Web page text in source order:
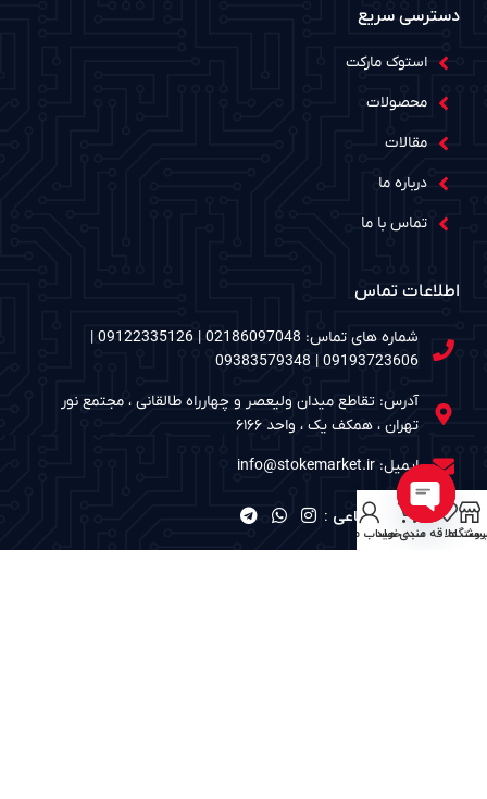
دسترسی سریع
استوک مارکت
محصولات
مقالات
درباره ما
تماس با ما
اطلاعات تماس
شماره های تماس: 02186097048 | 09122335126 |
09193723606 | 09383579348
آدرس: تقاطع میدان ولیعصر و چهارراه طالقانی ، مجتمع نور
تهران ، همکف یک ، واحد ۶۱۶۶
ایمیل: info@stokemarket.ir
شبکه های اجتماعی :
علاقه مندی ها
سبد خریدحساب منOpen